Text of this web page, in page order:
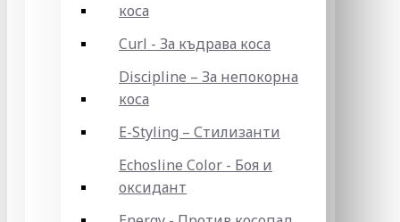
коса
Curl - За къдрава коса
Discipline – За непокорна
коса
E-Styling – Стилизанти
Echosline Color - Боя и
оксидант